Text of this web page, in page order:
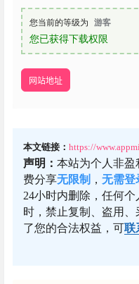
您当前的等级为 游客
您已获得下载权限
网站地址
本文链接： https://
声明： 本站为个人非
费分享无限制 ， 无需登
24小时内删除，任何
时，禁止复制、盗用
了您的合法权益，可联